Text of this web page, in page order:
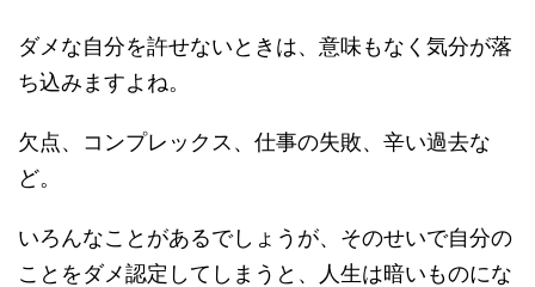
ダメな自分を許せないときは、意味もなく気分が落
ち込みますよね。
欠点、コンプレックス、仕事の失敗、辛い過去な
ど。
いろんなことがあるでしょうが、そのせいで自分の
ことをダメ認定してしまうと、人生は暗いものにな